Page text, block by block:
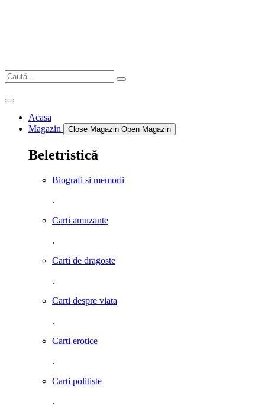
Acasa
Magazin
Close Magazin Open Magazin
Beletristică
Biografi si memorii
.
Carti amuzante
.
Carti de dragoste
.
Carti despre viata
.
Carti erotice
.
Carti politiste
.